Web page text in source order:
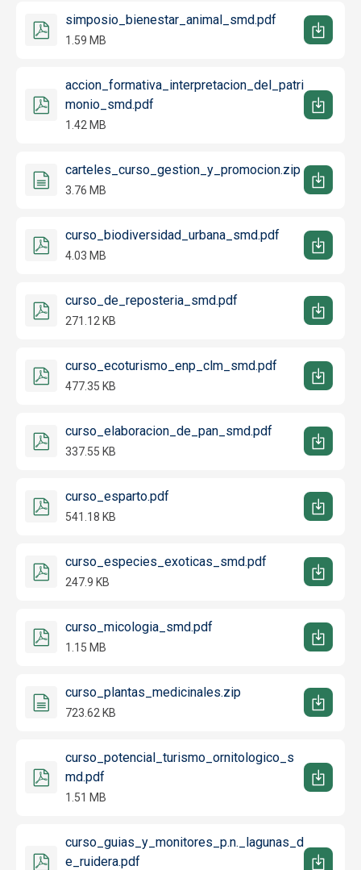
simposio_bienestar_animal_smd.pdf
1.59 MB
accion_formativa_interpretacion_del_patri
monio_smd.pdf
1.42 MB
carteles_curso_gestion_y_promocion.zip
3.76 MB
curso_biodiversidad_urbana_smd.pdf
4.03 MB
curso_de_reposteria_smd.pdf
271.12 KB
curso_ecoturismo_enp_clm_smd.pdf
477.35 KB
curso_elaboracion_de_pan_smd.pdf
337.55 KB
curso_esparto.pdf
541.18 KB
curso_especies_exoticas_smd.pdf
247.9 KB
curso_micologia_smd.pdf
1.15 MB
curso_plantas_medicinales.zip
723.62 KB
curso_potencial_turismo_ornitologico_s
md.pdf
1.51 MB
curso_guias_y_monitores_p.n._lagunas_d
e_ruidera.pdf